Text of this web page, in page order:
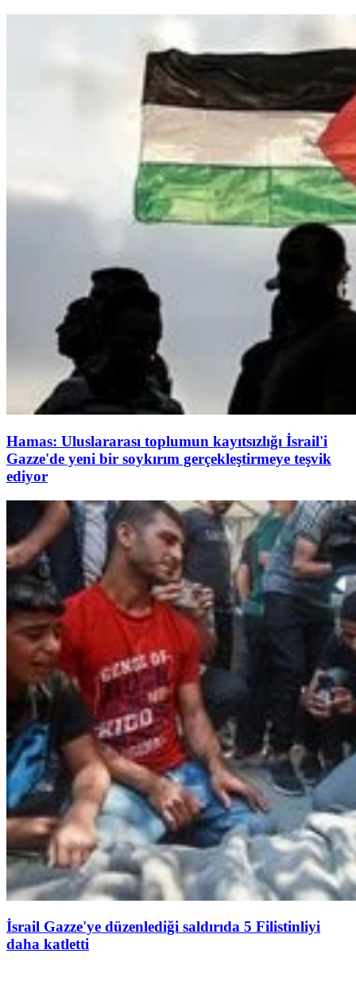
Hamas: Uluslararası toplumun kayıtsızlığı İsrail'i
Gazze'de yeni bir soykırım gerçekleştirmeye teşvik
ediyor
İsrail Gazze'ye düzenlediği saldırıda 5 Filistinliyi
daha katletti